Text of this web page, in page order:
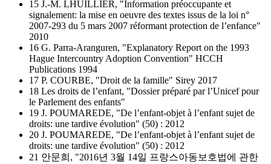
15 J.-M. LHUILLIER, "Information préoccupante et
signalement: la mise en oeuvre des textes issus de la loi n°
2007-293 du 5 mars 2007 réformant protection de l’enfance"
2010
16 G. Parra-Aranguren, "Explanatory Report on the 1993
Hague Intercountry Adoption Convention" HCCH
Publications 1994
17 P. COURBE, "Droit de la famille" Sirey 2017
18 Les droits de l’enfant, "Dossier préparé par l’Unicef pour
le Parlement des enfants"
19 J. POUMAREDE, "De l’enfant-objet à l’enfant sujet de
droits: une tardive évolution" (50) : 2012
20 J. POUMAREDE, "De l’enfant-objet à l’enfant sujet de
droits: une tardive évolution" (50) : 2012
21 안문희, "2016년 3월 14일 프랑스아동보호법에 관한